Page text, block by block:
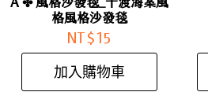
格風格沙發毯
NT$ 15
加入購物車